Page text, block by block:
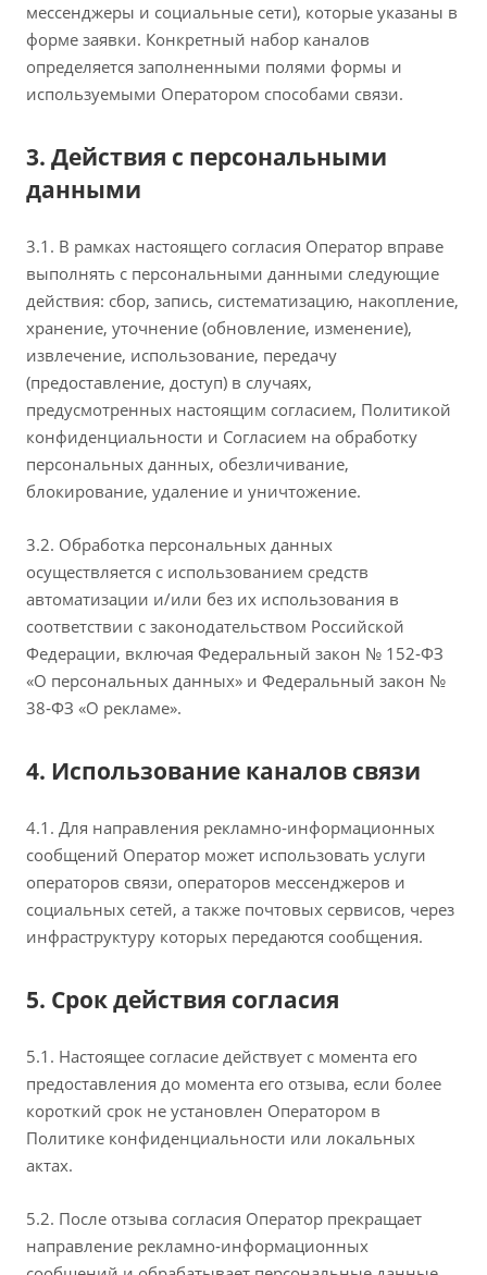
мессенджеры и социальные сети), которые указаны в
форме заявки. Конкретный набор каналов
определяется заполненными полями формы и
используемыми Оператором способами связи.
3. Действия с персональными
данными
3.1. В рамках настоящего согласия Оператор вправе
выполнять с персональными данными следующие
действия: сбор, запись, систематизацию, накопление,
хранение, уточнение (обновление, изменение),
извлечение, использование, передачу
(предоставление, доступ) в случаях,
предусмотренных настоящим согласием, Политикой
конфиденциальности и Согласием на обработку
персональных данных, обезличивание,
блокирование, удаление и уничтожение.
3.2. Обработка персональных данных
осуществляется с использованием средств
автоматизации и/или без их использования в
соответствии с законодательством Российской
Федерации, включая Федеральный закон № 152‑ФЗ
«О персональных данных» и Федеральный закон №
38‑ФЗ «О рекламе».
4. Использование каналов связи
4.1. Для направления рекламно‑информационных
сообщений Оператор может использовать услуги
операторов связи, операторов мессенджеров и
социальных сетей, а также почтовых сервисов, через
инфраструктуру которых передаются сообщения.
5. Срок действия согласия
5.1. Настоящее согласие действует с момента его
предоставления до момента его отзыва, если более
короткий срок не установлен Оператором в
Политике конфиденциальности или локальных
актах.
5.2. После отзыва согласия Оператор прекращает
направление рекламно‑информационных